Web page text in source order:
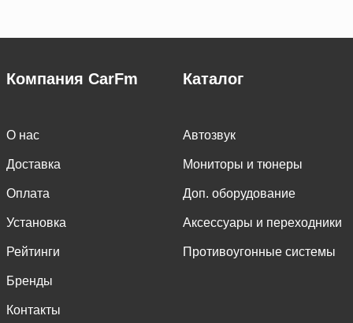
Компания CarFm
О нас
Доставка
Оплата
Установка
Рейтинги
Бренды
Контакты
Каталог
Автозвук
Мониторы и тюнеры
Доп. оборудование
Аксессуары и переходники
Противоугонные системы